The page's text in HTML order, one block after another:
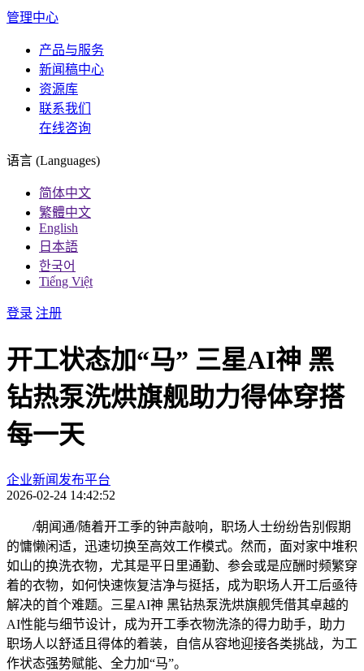
管理中心
产品与服务
新闻稿中心
资源库
联系我们
在线咨询
语言 (Languages)
简体中文
繁體中文
English
日本語
한국어
Tiếng Việt
登录 注册
开工状态加“马” 三星AI神 黑
钻热泵洗烘旗舰助力得体穿搭
每一天
企业新闻发布平台
2026-02-24 14:42:52
/朝闻通/随着开工季的钟声敲响，职场人士纷纷告别假期
的慵懒闲适，迅速切换至高效工作模式。然而，面对家中堆积
如山的换洗衣物，尤其是平日里通勤、参会或是应酬时频繁穿
着的衣物，如何快速恢复洁净与挺括，成为职场人开工后亟待
解决的首个难题。三星AI神 黑钻热泵洗烘旗舰凭借其卓越的
AI性能与细节设计，成为开工季衣物洗涤的得力助手，助力
职场人以舒适且得体的着装，自信从容地迎接各类挑战，为工
作状态强势赋能、全力加“马”。